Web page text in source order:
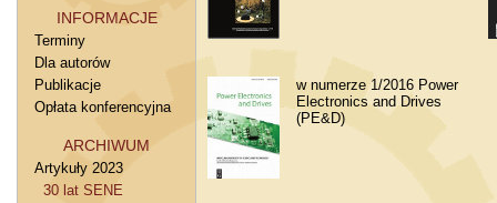
INFORMACJE
Terminy
Dla autorów
Publikacje
Opłata konferencyjna
ARCHIWUM
Artykuły 2023
30 lat SENE
w numerze 1/2016 Power
Electronics and Drives
(PE&D)